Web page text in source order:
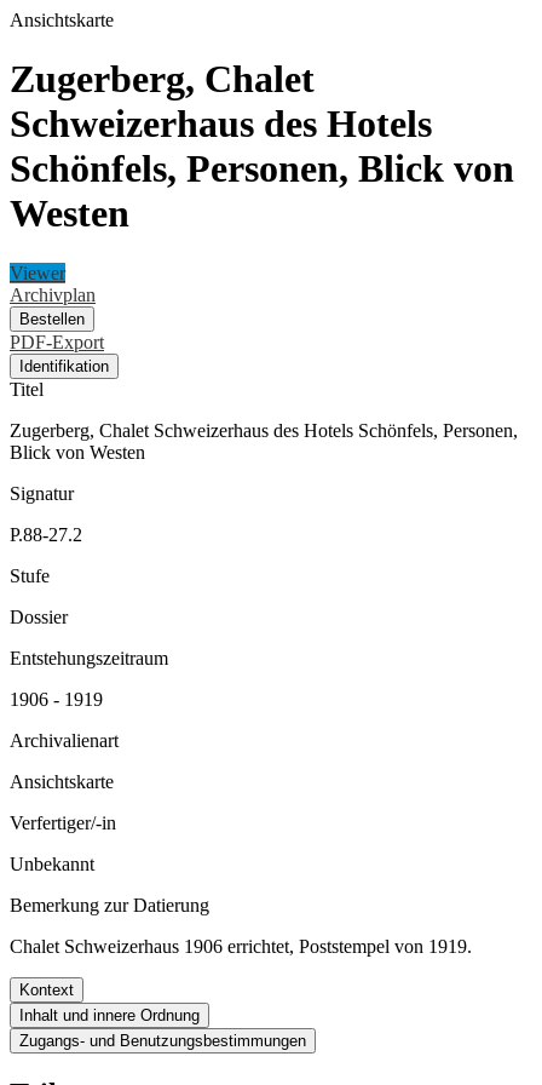
Ansichtskarte
Zugerberg, Chalet
Schweizerhaus des Hotels
Schönfels, Personen, Blick von
Westen
Viewer
Archivplan
Bestellen
PDF-Export
Identifikation
Titel
Zugerberg, Chalet Schweizerhaus des Hotels Schönfels, Personen,
Blick von Westen
Signatur
P.88-27.2
Stufe
Dossier
Entstehungszeitraum
1906 - 1919
Archivalienart
Ansichtskarte
Verfertiger/-in
Unbekannt
Bemerkung zur Datierung
Chalet Schweizerhaus 1906 errichtet, Poststempel von 1919.
Kontext
Inhalt und innere Ordnung
Zugangs- und Benutzungsbestimmungen